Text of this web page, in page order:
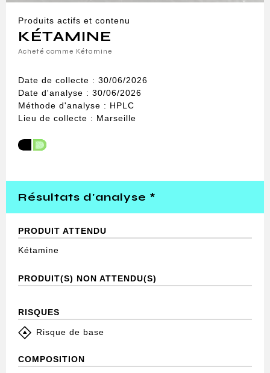
Produits actifs et contenu
KÉTAMINE
Acheté comme Kétamine
Date de collecte : 30/06/2026
Date d'analyse : 30/06/2026
Méthode d'analyse : HPLC
Lieu de collecte : Marseille
Résultats d'analyse *
PRODUIT ATTENDU
Kétamine
PRODUIT(S) NON ATTENDU(S)
RISQUES
Risque de base
COMPOSITION